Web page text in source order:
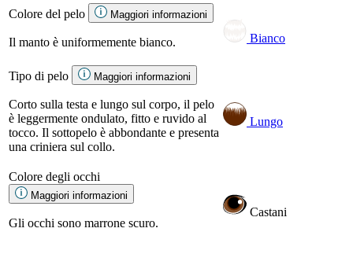
Colore del pelo
Maggiori informazioni
Il manto è uniformemente bianco. Bianco
Tipo di pelo Maggiori informazioni
Corto sulla testa e lungo sul corpo, il pelo
è leggermente ondulato, fitto e ruvido al
tocco. Il sottopelo è abbondante e presenta
una criniera sul collo.
Lungo
Colore degli occhi
Maggiori informazioni
Gli occhi sono marrone scuro.
Castani